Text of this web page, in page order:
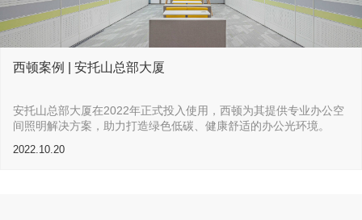
西顿案例 | 安托山总部大厦
安托山总部大厦在2022年正式投入使用，西顿为其提供专业办公空
间照明解决方案，助力打造绿色低碳、健康舒适的办公光环境。
2022.10.20